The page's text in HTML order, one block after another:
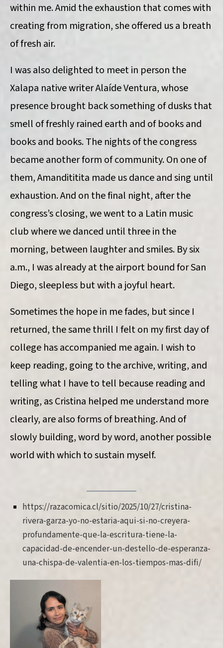
within me. Amid the exhaustion that comes with
creating from migration, she offered us a breath
of fresh air.
I was also delighted to meet in person the
Xalapa native writer Alaíde Ventura, whose
presence brought back something of dusks that
smell of freshly rained earth and of books and
books and books. The nights of the congress
became another form of community. On one of
them, Amandititita made us dance and sing until
exhaustion. And on the final night, after the
congress’s closing, we went to a Latin music
club where we danced until three in the
morning, between laughter and smiles. By six
a.m., I was already at the airport bound for San
Diego, sleepless but with a joyful heart.
Sometimes the hope in me fades, but since I
returned, the same thrill I felt on my first day of
college has accompanied me again. I wish to
keep reading, going to the archive, writing, and
telling what I have to tell because reading and
writing, as Cristina helped me understand more
clearly, are also forms of breathing. And of
slowly building, word by word, another possible
world with which to sustain myself.
https://razacomica.cl/sitio/2025/10/27/cristina-
rivera-garza-yo-no-estaria-aqui-si-no-creyera-
profundamente-que-la-escritura-tiene-la-
capacidad-de-encender-un-destello-de-esperanza-
una-chispa-de-valentia-en-los-tiempos-mas-difi/